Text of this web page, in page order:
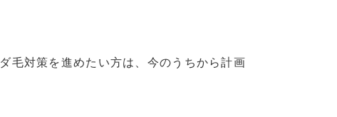
毛対策を進めたい方は、今のうちから計画